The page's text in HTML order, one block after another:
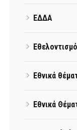
ΕΔΔΑ
Εθνικά
Εθνικά